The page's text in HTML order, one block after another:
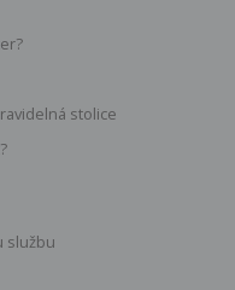
stolice
službu